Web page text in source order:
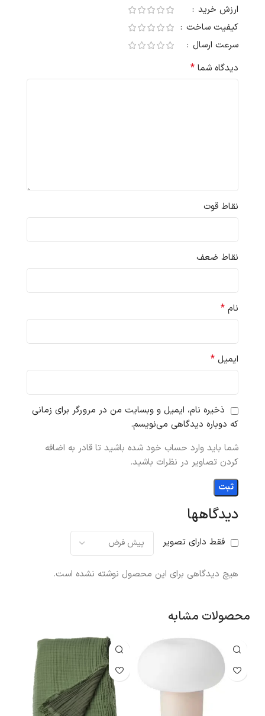
دیدگاهها
فقط دارای تصویر
هیچ دیدگاهی برای این محصول نوشته نشده است.
ارزش خرید
کیفیت ساخت
سرعت ارسال
دیدگاه شما *
نقاط قوت
نقاط ضعف
نام *
ایمیل *
ذخیره نام، ایمیل و وبسایت من در مرورگر برای زمانی
که دوباره دیدگاهی می‌نویسم.
شما باید وارد حساب خود شده باشید تا قادر به اضافه
کردن تصاویر در نظرات باشید.
محصولات مشابه